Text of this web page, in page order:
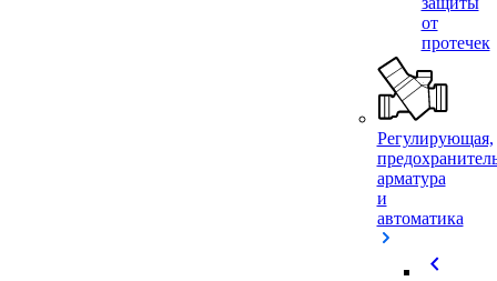
от
протечек
Регулирующая,
арматура
и
автоматика
chevron_left